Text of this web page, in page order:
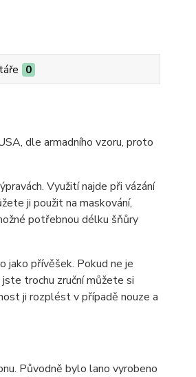
0
dle armadního vzoru, proto
Využití najde při vázání
ji použit na maskování,
potřebnou délku šňůry
jako přívěšek. Pokud ne je
trochu zruční můžete si
ji rozplést v případě nouze a
Původně bylo lano vyrobeno